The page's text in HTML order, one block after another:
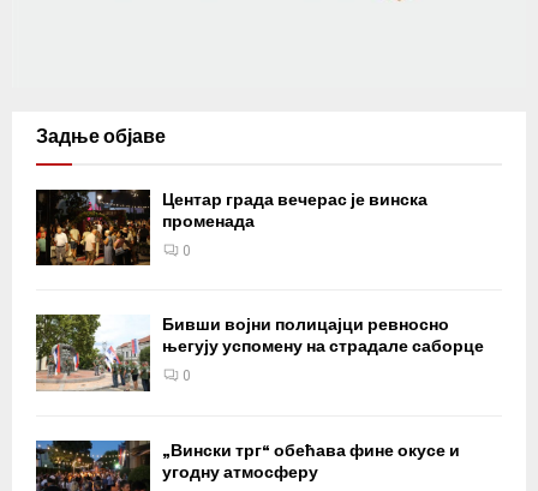
Задње објаве
Центар града вечерас је винска
променада
0
Бивши војни полицајци ревносно
његују успомену на страдале саборце
0
„Вински трг“ обећава фине окусе и
угодну атмосферу